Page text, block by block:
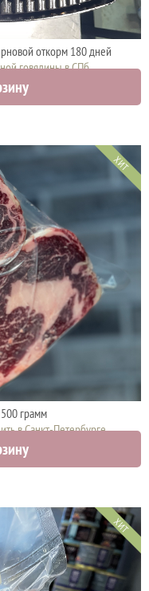
откорм 180 дней
говядины в СПб
ХИТ
грамм
в Санкт-Петербурге
ХИТ